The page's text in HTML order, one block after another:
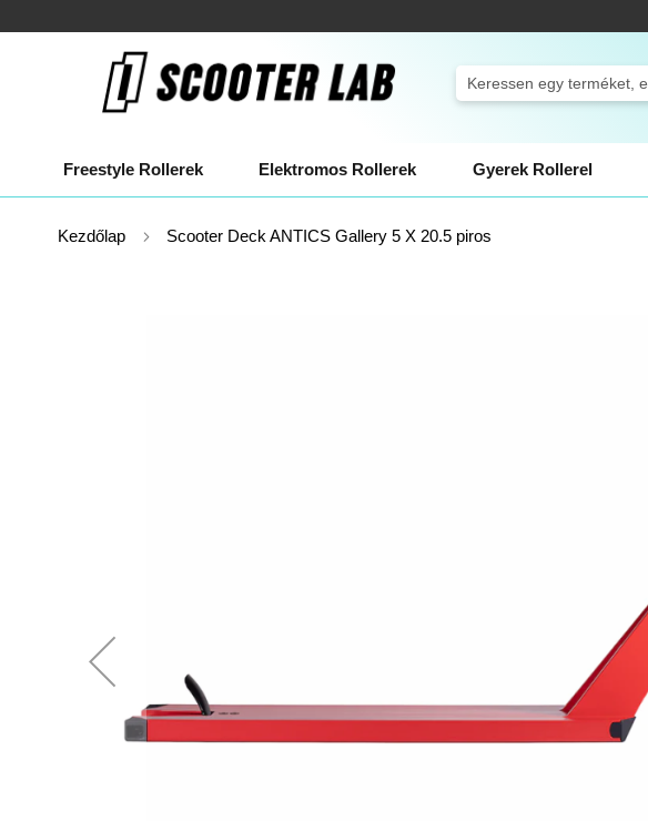
a
tartalomhoz
Search
Freestyle Rollerek Elektromos Rollerek Gyerek Rollerel
Kezdőlap Scooter Deck ANTICS Gallery 5 X 20.5 piros